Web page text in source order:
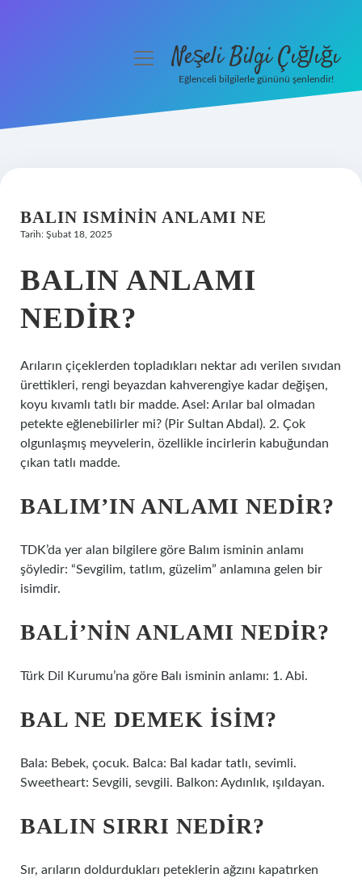
Hakkımızda
menüyüNeşeli Bilgi Çığlığı
Eğlenceli bilgilerle gününü şenlendir!
BALIN ISMININ ANLAMI NE
Tarih: Şubat 18, 2025
BALIN ANLAMI
NEDIR?
Arıların çiçeklerden topladıkları nektar adı verilen sıvıdan
ürettikleri, rengi beyazdan kahverengiye kadar değişen,
koyu kıvamlı tatlı bir madde. Asel: Arılar bal olmadan
petekte eğlenebilirler mi? (Pir Sultan Abdal). 2. Çok
olgunlaşmış meyvelerin, özellikle incirlerin kabuğundan
çıkan tatlı madde.
BALIM’IN ANLAMI NEDIR?
TDK’da yer alan bilgilere göre Balım isminin anlamı
şöyledir: “Sevgilim, tatlım, güzelim” anlamına gelen bir
isimdir.
BALI’NIN ANLAMI NEDIR?
Türk Dil Kurumu’na göre Balı isminin anlamı: 1. Abi.
BAL NE DEMEK ISIM?
Bala: Bebek, çocuk. Balca: Bal kadar tatlı, sevimli.
Sweetheart: Sevgili, sevgili. Balkon: Aydınlık, ışıldayan.
BALIN SIRRI NEDIR?
Sır, arıların doldurdukları peteklerin ağzını kapatırken